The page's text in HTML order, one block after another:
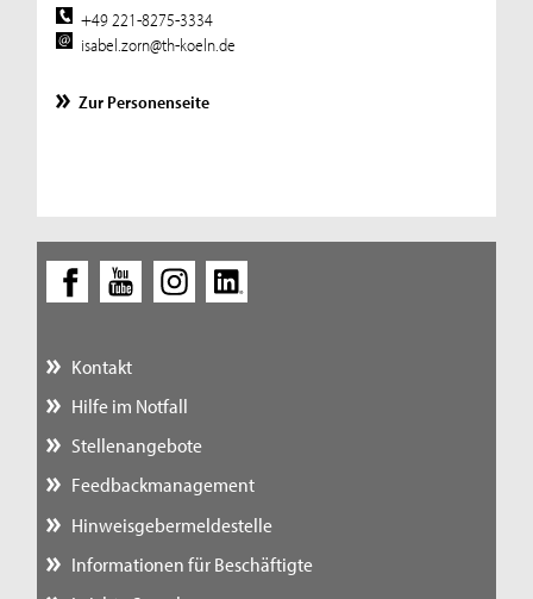
+49 221-8275-3334
isabel.zorn@th-koeln.de
Zur Personenseite
Kontakt
Hilfe im Notfall
Stellenangebote
Feedbackmanagement
Hinweisgebermeldestelle
Informationen für Beschäftigte